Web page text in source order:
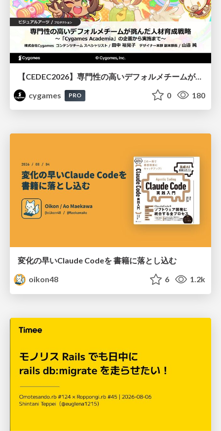
【CEDEC2026】専門性の高いデフォルメチームが挑んだ人材育成戦略 〜Cygames Academiaの企画から実施まで〜
cygames
PRO 0 180
変化の早いClaude Codeを 書籍に落とし込む
oikon48
6 1.2k